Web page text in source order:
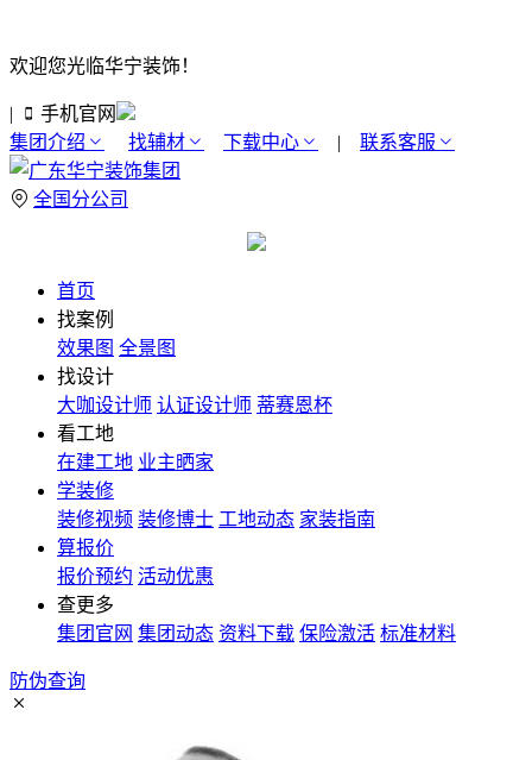
欢迎您光临华宁装饰！
|
手机官网
集团介绍
找辅材 下载中心 | 联系客服
全国分公司
首页
找案例
效果图 全景图
找设计
大咖设计师 认证设计师 蒂赛恩杯
看工地
在建工地 业主晒家
学装修
装修视频 装修博士 工地动态 家装指南
算报价
报价预约 活动优惠
查更多
集团官网 集团动态 资料下载 保险激活 标准材料
防伪查询